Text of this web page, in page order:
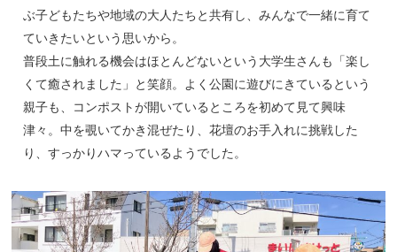
ぶ子どもたちや地域の大人たちと共有し、みんなで一緒に育て
ていきたいという思いから。
普段土に触れる機会はほとんどないという大学生さんも「楽し
くて癒されました」と笑顔。よく公園に遊びにきているという
親子も、コンポストが開いているところを初めて見て興味
津々。中を覗いてかき混ぜたり、花壇のお手入れに挑戦した
り、すっかりハマっているようでした。